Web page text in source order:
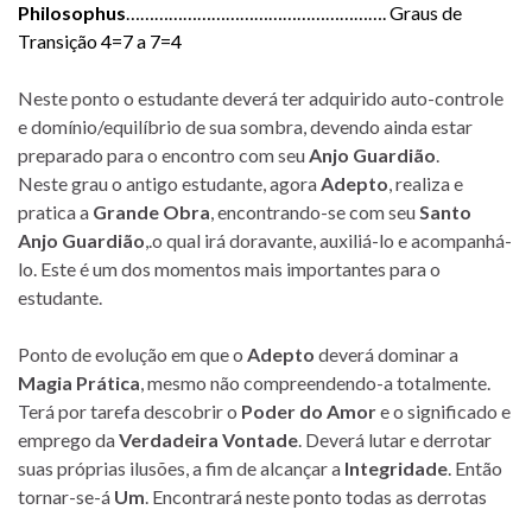
Philosophus………………………………………………. Graus de
Transição 4=7 a 7=4
Neste ponto o estudante deverá ter adquirido auto-controle
e domínio/equilíbrio de sua sombra, devendo ainda estar
preparado para o encontro com seuAnjo Guardião.
Neste grau o antigo estudante, agoraAdepto, realiza e
pratica a Grande Obra, encontrando-se com seuSanto
Anjo Guardião,.o qual irá doravante, auxiliá-lo e acompanhá-
lo. Este é um dos momentos mais importantes para o
estudante.
Ponto de evolução em que o Adepto deverá dominar a
Magia Prática, mesmo não compreendendo-a totalmente.
Terá por tarefa descobrir o Poder do Amore o significado e
emprego daVerdadeira Vontade. Deverá lutar e derrotar
suas próprias ilusões, a fim de alcançar a Integridade. Então
tornar-se-á Um. Encontrará neste ponto todas as derrotas